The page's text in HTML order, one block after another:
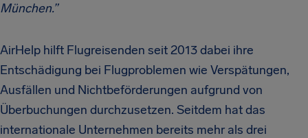
München.”
AirHelp hilft Flugreisenden seit 2013 dabei ihre
Entschädigung bei Flugproblemen wie Verspätungen,
Ausfällen und Nichtbeförderungen aufgrund von
Überbuchungen durchzusetzen. Seitdem hat das
internationale Unternehmen bereits mehr als drei